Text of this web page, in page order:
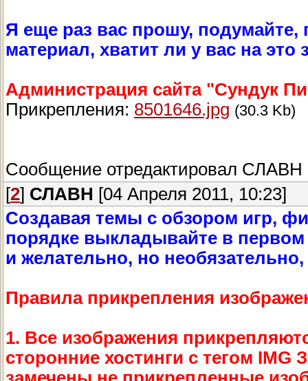
Я еще раз вас прошу, подумайте,
материал, хватит ли у вас на
Администрация сайта "Сундук
Прикрепления: 8501646.jpg (30.3 Kb)
Сообщение отредактировал СЛАВН
[2] СЛАВН [04 Апреля 2011, 10:23]
Создавая темы с обзором игр,
порядке выкладывайте в первом
и желательно, но
Правила прикрепления
1. Все изображения
сторонние хостинги с тегом